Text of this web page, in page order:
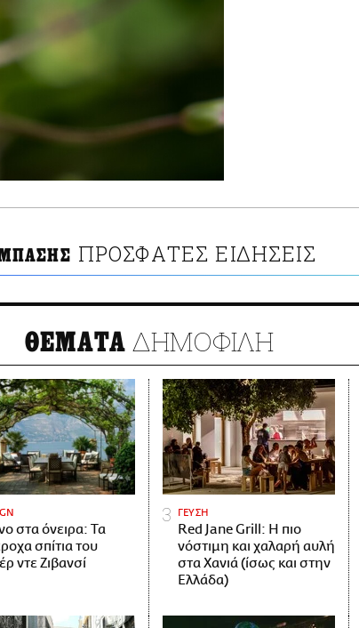
ΠΡΟΣΦΑΤΕΣ ΕΙΔΗΣΕΙΣ
ΘΕΜΑΤΑ ΔΗΜΟΦΙΛΗ
στα όνειρα: Τα
σπίτια του
ντε Ζιβανσί
ΓΕΥΣΗ
Red Jane Grill: Η πιο
νόστιμη και χαλαρή αυλή
στα Χανιά (ίσως και στην
Ελλάδα)